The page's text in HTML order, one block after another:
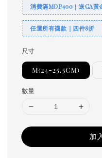
消費滿MOP400｜送GA
任選所有襪款｜四件8折
尺寸
M(24-25.5CM)
數量
加